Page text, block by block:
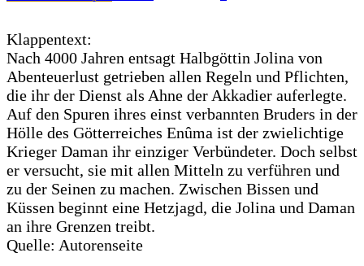
Klappentext:
Nach 4000 Jahren entsagt Halbgöttin Jolina von
Abenteuerlust getrieben allen Regeln und Pflichten,
die ihr der Dienst als Ahne der Akkadier auferlegte.
Auf den Spuren ihres einst verbannten Bruders in der
Hölle des Götterreiches Enûma ist der zwielichtige
Krieger Daman ihr einziger Verbündeter. Doch selbst
er versucht, sie mit allen Mitteln zu verführen und
zu der Seinen zu machen. Zwischen Bissen und
Küssen beginnt eine Hetzjagd, die Jolina und Daman
an ihre Grenzen treibt.
Quelle: Autorenseite